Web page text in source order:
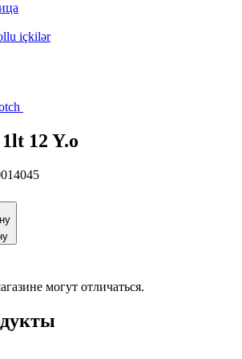
içkilər
12 Y.o
могут отличаться.